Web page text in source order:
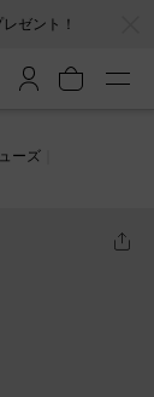
レゼント！
ーズ